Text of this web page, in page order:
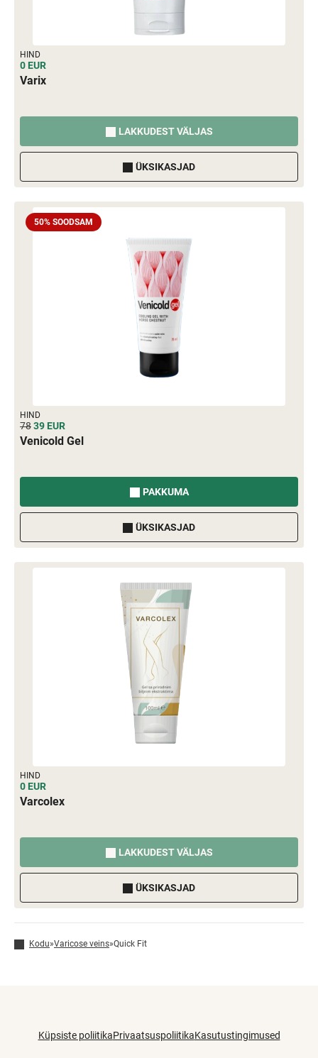
HIND
0 EUR
Varix
LAKKUDEST VÄLJAS
ÜKSIKASJAD
50% SOODSAM
HIND
7839EUR
Venicold Gel
PAKKUMA
ÜKSIKASJAD
HIND
0 EUR
Varcolex
LAKKUDEST VÄLJAS
ÜKSIKASJAD
Kodu»Varicose veins»Quick Fit
Küpsiste poliitikaPrivaatsuspoliitikaKasutustingimused